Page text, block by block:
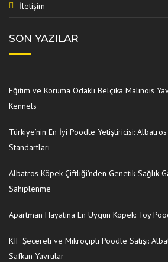
İletişim
SON YAZILAR
Eğitim ve Koruma Odaklı Belçika Malinois
Kennels
Türkiye’nin En İyi Poodle Yetiştiricisi:
Standartları
Albatros Köpek Çiftliği’nden Genetik Sağlık
Sahiplenme
Apartman Hayatına En Uygun Köpek: Toy
KIF Şecereli ve Mikroçipli Poodle Satışı:
Safkan Yavrular